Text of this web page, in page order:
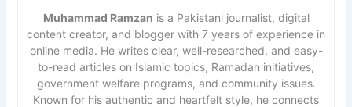
Muhammad Ramzan is a Pakistani journalist, digital
content creator, and blogger with 7 years of experience in
online media. He writes clear, well-researched, and easy-
to-read articles on Islamic topics, Ramadan initiatives,
government welfare programs, and community issues.
Known for his authentic and heartfelt style, he connects